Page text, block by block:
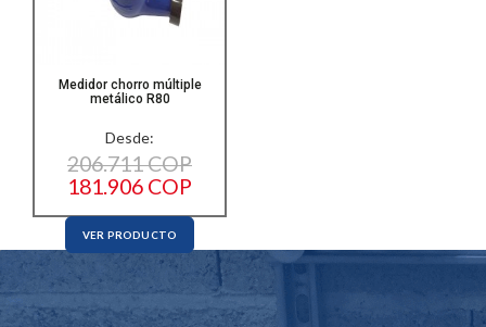
Medidor chorro múltiple
metálico R80
Desde:
206.711 COP
181.906 COP
VER PRODUCTO